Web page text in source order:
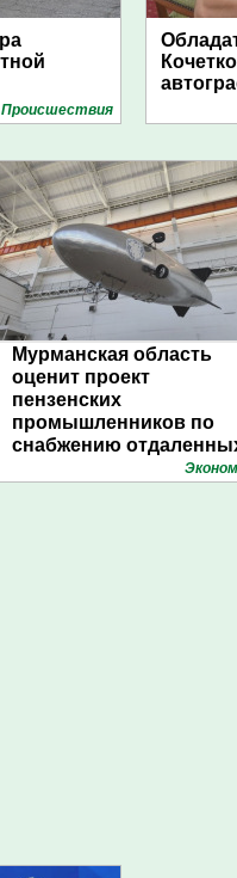
Проиcшествия
Мурманская область
оценит проект
пензенских
промышленников по
снабжению
поселений с помощью